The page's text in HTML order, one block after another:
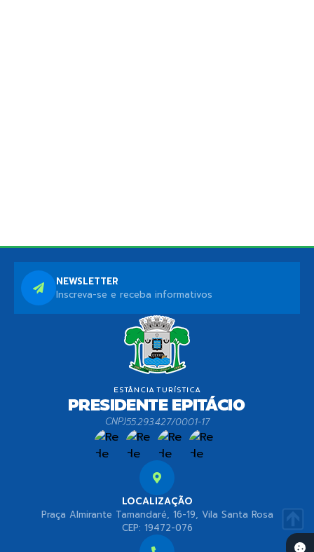
LOCALIZAÇÃO
Praça Almirante Tamandaré, 16-19, Vila Santa Rosa
CEP: 19472-076
CNPJ55.293.427/0001-17
NEWSLETTER
Inscreva-se e receba informativos